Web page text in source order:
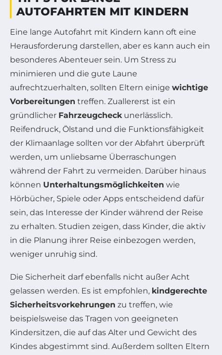
AUTOFAHRTEN MIT KINDERN
Eine lange Autofahrt mit Kindern kann oft eine
Herausforderung darstellen, aber es kann auch ein
besonderes Abenteuer sein. Um Stress zu
minimieren und die gute Laune
aufrechtzuerhalten, sollten Eltern einige wichtige
Vorbereitungen treffen. Zuallererst ist ein
gründlicher Fahrzeugcheckunerlässlich.
Reifendruck, Ölstand und die Funktionsfähigkeit
der Klimaanlage sollten vor der Abfahrt überprüft
werden, um unliebsame Überraschungen
während der Fahrt zu vermeiden. Darüber hinaus
können Unterhaltungsmöglichkeiten wie
Hörbücher, Spiele oder Apps entscheidend dafür
sein, das Interesse der Kinder während der Reise
zu erhalten. Studien zeigen, dass Kinder, die aktiv
in die Planung ihrer Reise einbezogen werden,
weniger unruhig sind.
Die Sicherheit darf ebenfalls nicht außer Acht
gelassen werden. Es ist empfohlen, kindgerechte
Sicherheitsvorkehrungen zu treffen, wie
beispielsweise das Tragen von geeigneten
Kindersitzen, die auf das Alter und Gewicht des
Kindes abgestimmt sind. Außerdem sollten Eltern